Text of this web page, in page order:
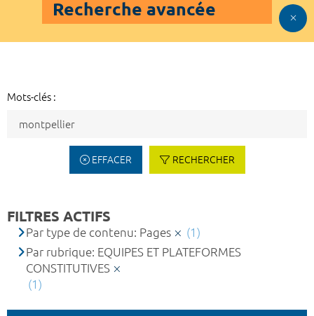
Recherche avancée
Mots-clés :
EFFACER RECHERCHER
FILTRES ACTIFS
Par type de contenu: Pages
(1)
Par rubrique: EQUIPES ET PLATEFORMES
CONSTITUTIVES
(1)